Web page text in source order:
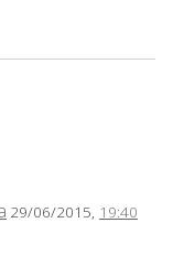
29/06/2015, 19:40